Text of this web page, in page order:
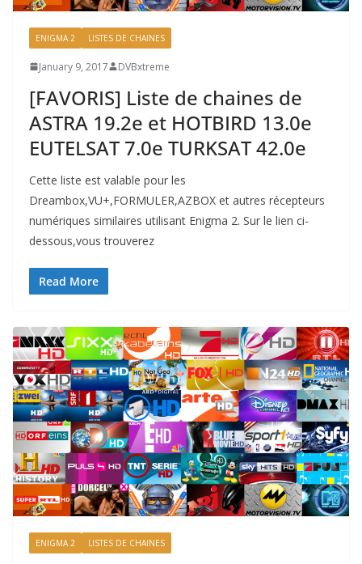
ENIGMA 2 LISTES DE CHAINES
January 9, 2017 DVBxtreme
[FAVORIS] Liste de chaines de
ASTRA 19.2e et HOTBIRD 13.0e
EUTELSAT 7.0e TURKSAT 42.0e
Cette liste est valable pour les
Dreambox,VU+,FORMULER,AZBOX et autres récepteurs
numériques similaires utilisant Enigma 2. Sur le lien ci-
dessous,vous trouverez
Read More
ENIGMA 2 LISTES DE CHAINES